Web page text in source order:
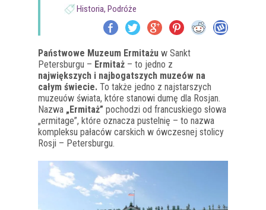
Historia, Podróże
Państwowe Muzeum Ermitażu w Sankt
Petersburgu – Ermitaż – to jedno z
największych i najbogatszych muzeów na
całym świecie. To także jedno z najstarszych
muzeuów świata, które stanowi dumę dla Rosjan.
Nazwa „Ermitaż” pochodzi od francuskiego słowa
„ermitage”, które oznacza pustelnię – to nazwa
kompleksu pałaców carskich w ówczesnej stolicy
Rosji – Petersburgu.